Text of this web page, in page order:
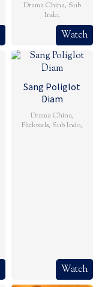
Drama China, Sub
Indo,
Watch
Sang Poliglot
Diam
Drama China,
Flickreels, Sub Indo,
Watch